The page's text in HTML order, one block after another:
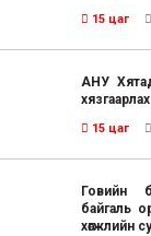
15 цаг
АНУ
15 цаг
Говийн
байгаль
хөгжлийн